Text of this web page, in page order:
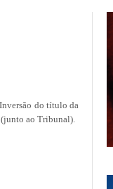
do título da
ao Tribunal).